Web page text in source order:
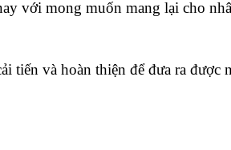
với mong muốn mang lại cho
và hoàn thiện để đưa ra được